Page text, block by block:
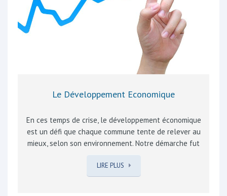
Le Développement Economique
En ces temps de crise, le développement économique
est un défi que chaque commune tente de relever au
mieux, selon son environnement. Notre démarche fut
proximité en favorisant la rotation sur les
emplacements de parking, nombreux et gratuits au
LIRE PLUS